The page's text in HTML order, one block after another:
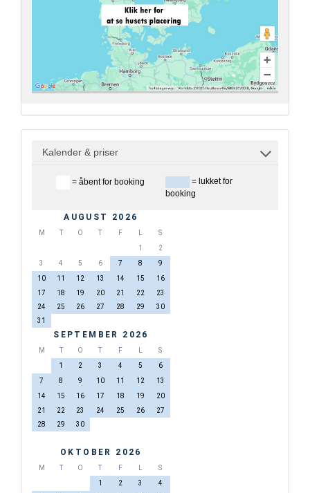
Kalender & priser
= åbent for booking
= lukket for
booking
AUGUST 2026
M T O T F
S
1
2
3
4 5 6 7 8
9
10
11 12 13 14 15
16
17
18 19 20 21 22
23
24
25 26 27 28 29
30
31
SEPTEMBER 2026
M T O T F
S
1
2 3 4 5
6
7
8 9 10 11 12
13
14
15 16 17 18 19
20
21
22 23 24 25 26
27
28
29 30
OKTOBER 2026
M T O T F
S
1
2 3
4